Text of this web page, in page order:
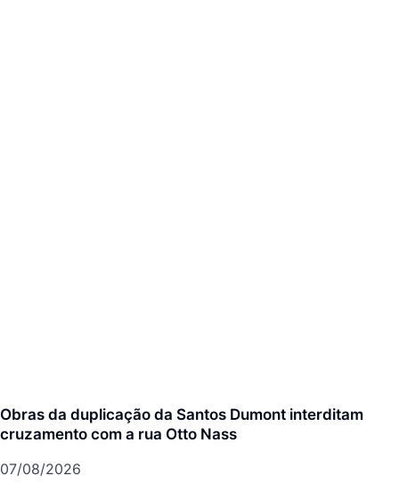
Obras da duplicação da Santos Dumont interditam
cruzamento com a rua Otto Nass
07/08/2026